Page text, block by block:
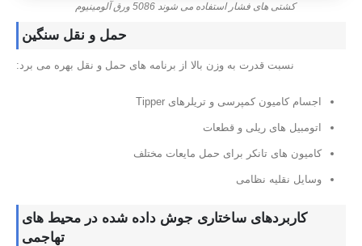
کشتی های فشار استفاده می شوند 5086 ورق آلومینیوم
حمل و نقل سنگین
نسبت قدرت به وزن بالا از برنامه های حمل و نقل بهره می برد:
اجسام کامیون کمپرسی و تریلرهای Tipper
اتومبیل های ریلی و قطعات
کامیون های تانکر برای حمل مایعات مختلف
وسایل نقلیه نظامی
کاربردهای ساختاری جوش داده شده در محیط های
تهاجمی